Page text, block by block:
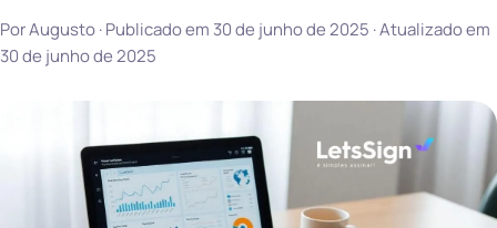
Por Augusto · Publicado em 30 de junho de 2025 · Atualizado em
30 de junho de 2025